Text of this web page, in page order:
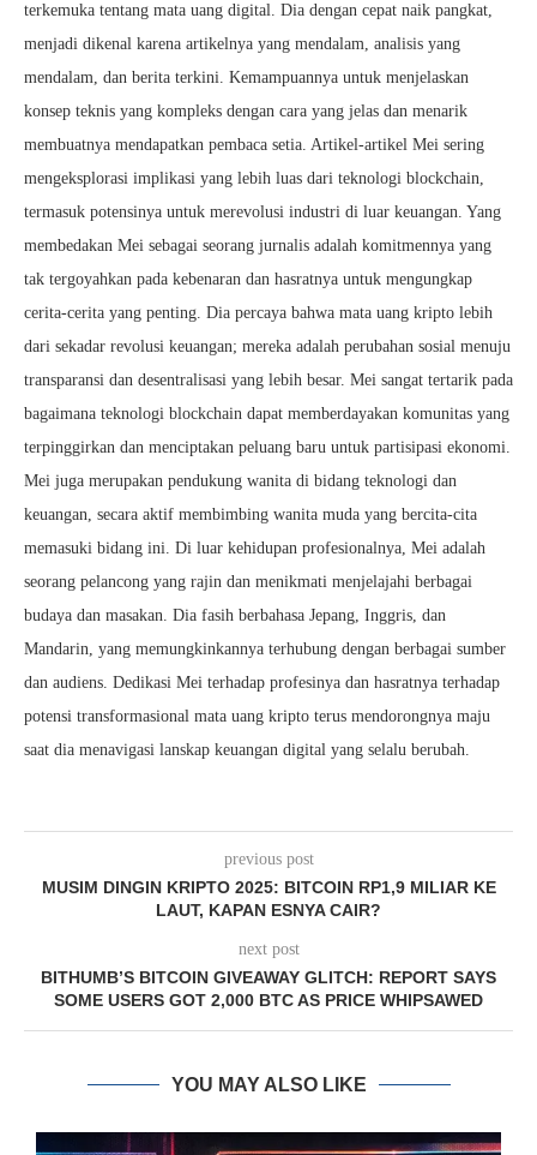
terkemuka tentang mata uang digital. Dia dengan cepat naik pangkat,
menjadi dikenal karena artikelnya yang mendalam, analisis yang
mendalam, dan berita terkini. Kemampuannya untuk menjelaskan
konsep teknis yang kompleks dengan cara yang jelas dan menarik
membuatnya mendapatkan pembaca setia. Artikel-artikel Mei sering
mengeksplorasi implikasi yang lebih luas dari teknologi blockchain,
termasuk potensinya untuk merevolusi industri di luar keuangan. Yang
membedakan Mei sebagai seorang jurnalis adalah komitmennya yang
tak tergoyahkan pada kebenaran dan hasratnya untuk mengungkap
cerita-cerita yang penting. Dia percaya bahwa mata uang kripto lebih
dari sekadar revolusi keuangan; mereka adalah perubahan sosial menuju
transparansi dan desentralisasi yang lebih besar. Mei sangat tertarik pada
bagaimana teknologi blockchain dapat memberdayakan komunitas yang
terpinggirkan dan menciptakan peluang baru untuk partisipasi ekonomi.
Mei juga merupakan pendukung wanita di bidang teknologi dan
keuangan, secara aktif membimbing wanita muda yang bercita-cita
memasuki bidang ini. Di luar kehidupan profesionalnya, Mei adalah
seorang pelancong yang rajin dan menikmati menjelajahi berbagai
budaya dan masakan. Dia fasih berbahasa Jepang, Inggris, dan
Mandarin, yang memungkinkannya terhubung dengan berbagai sumber
dan audiens. Dedikasi Mei terhadap profesinya dan hasratnya terhadap
potensi transformasional mata uang kripto terus mendorongnya maju
saat dia menavigasi lanskap keuangan digital yang selalu berubah.
previous post
MUSIM DINGIN KRIPTO 2025: BITCOIN RP1,9 MILIAR KE
LAUT, KAPAN ESNYA CAIR?
next post
BITHUMB’S BITCOIN GIVEAWAY GLITCH: REPORT SAYS
SOME USERS GOT 2,000 BTC AS PRICE WHIPSAWED
YOU MAY ALSO LIKE